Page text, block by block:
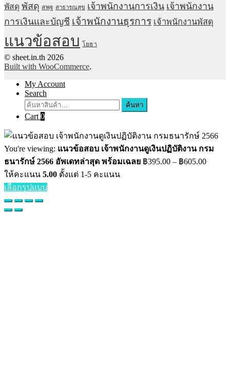
พัสดุ พัสดุ สพฐ สาธารณสุข เจ้าพนักงานการเงิน เจ้าพนักงาน
การเงินและบัญชี เจ้าพนักงานธุรการ เจ้าพนักงานพัสดุ
แนวข้อสอบ โยธา
© sheet.in.th 2026
Built with WooCommerce.
My Account
Search
ค้นหา
Cart 0
You're viewing: แนวข้อสอบ เจ้าพนักงานดูเงินปฏิบัติงาน กรม
ธนารักษ์ 2566 อัพเดทล่าสุด พร้อมเฉลย ฿395.00 – ฿605.00
ให้คะแนน 5.00 ตั้งแต่ 1-5 คะแนน
เลือกรูปแบบ